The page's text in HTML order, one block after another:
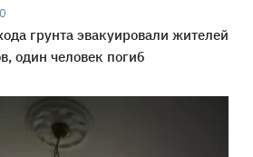
грунта эвакуировали жителей
один человек погиб